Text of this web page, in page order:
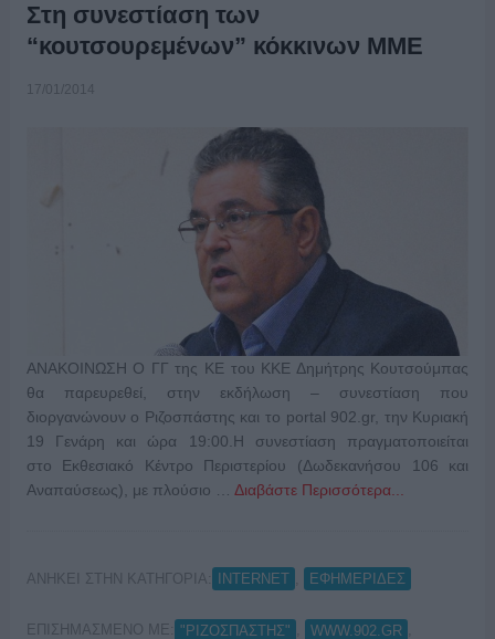
Στη συνεστίαση των
“κουτσουρεμένων” κόκκινων ΜΜΕ
17/01/2014
ΑΝΑΚΟΙΝΩΣΗ Ο ΓΓ της ΚΕ του ΚΚΕ Δημήτρης Κουτσούμπας
θα παρευρεθεί, στην εκδήλωση – συνεστίαση που
διοργανώνουν ο Ριζοσπάστης και το portal 902.gr, την Κυριακή
19 Γενάρη και ώρα 19:00.Η συνεστίαση πραγματοποιείται
στο Εκθεσιακό Κέντρο Περιστερίου (Δωδεκανήσου 106 και
Αναπαύσεως), με πλούσιο … Διαβάστε Περισσότερα...
ΑΝΗΚΕΙ ΣΤΗΝ ΚΑΤΗΓΟΡΙΑ: INTERNET ΕΦΗΜΕΡΙΔΕΣ
ΕΠΙΣΗΜΑΣΜΕΝΟ ΜΕ: "ΡΙΖΟΣΠΑΣΤΗΣ" WWW.902.GR